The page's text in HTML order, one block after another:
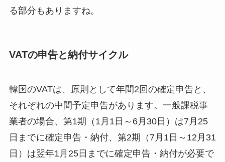
る部分もありますね。
VATの申告と納付サイクル
韓国のVATは、原則として年間2回の確定申告と、
それぞれの中間予定申告があります。一般課税事
業者の場合、第1期（1月1日～6月30日）は7月25
日までに確定申告・納付、第2期（7月1日～12月31
日）は翌年1月25日までに確定申告・納付が必要で